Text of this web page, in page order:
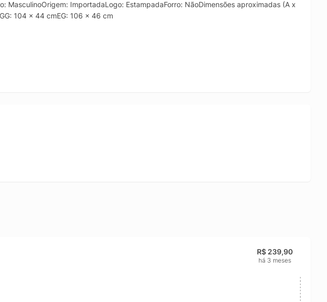
MasculinoOrigem: ImportadaLogo: EstampadaForro: NãoDimensões aproximadas (A x
104 x 44 cmEG: 106 x 46 cm
R$ 239,90
há 3 meses